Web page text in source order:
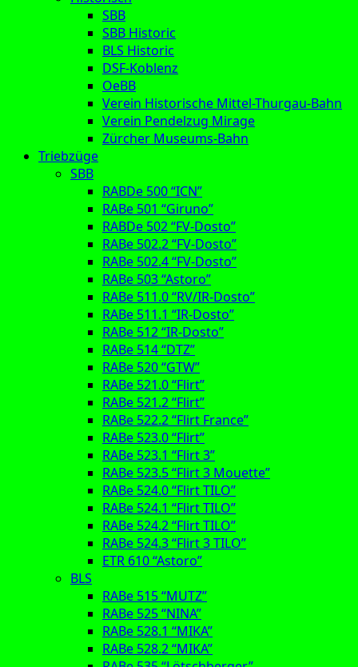
SBB
SBB Historic
BLS Historic
DSF-Koblenz
OeBB
Verein Historische Mittel-Thurgau-Bahn
Verein Pendelzug Mirage
Zürcher Museums-Bahn
Triebzüge
SBB
RABDe 500 “ICN”
RABe 501 “Giruno”
RABDe 502 “FV-Dosto”
RABe 502.2 “FV-Dosto”
RABe 502.4 “FV-Dosto”
RABe 503 “Astoro”
RABe 511.0 “RV/IR-Dosto”
RABe 511.1 “IR-Dosto”
RABe 512 “IR-Dosto”
RABe 514 “DTZ”
RABe 520 “GTW”
RABe 521.0 “Flirt”
RABe 521.2 “Flirt”
RABe 522.2 “Flirt France”
RABe 523.0 “Flirt”
RABe 523.1 “Flirt 3”
RABe 523.5 “Flirt 3 Mouette”
RABe 524.0 “Flirt TILO”
RABe 524.1 “Flirt TILO”
RABe 524.2 “Flirt TILO”
RABe 524.3 “Flirt 3 TILO”
ETR 610 “Astoro”
BLS
RABe 515 “MUTZ”
RABe 525 “NINA”
RABe 528.1 “MIKA”
RABe 528.2 “MIKA”